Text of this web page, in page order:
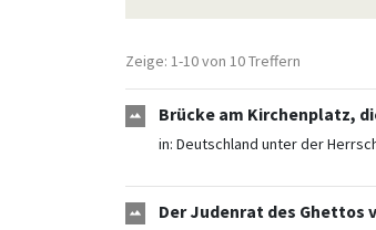
Zeige: 1-10 von 10 Treffern
Brücke am Kirchenplatz,
in: Deutschland unter der
Der Judenrat des Ghettos